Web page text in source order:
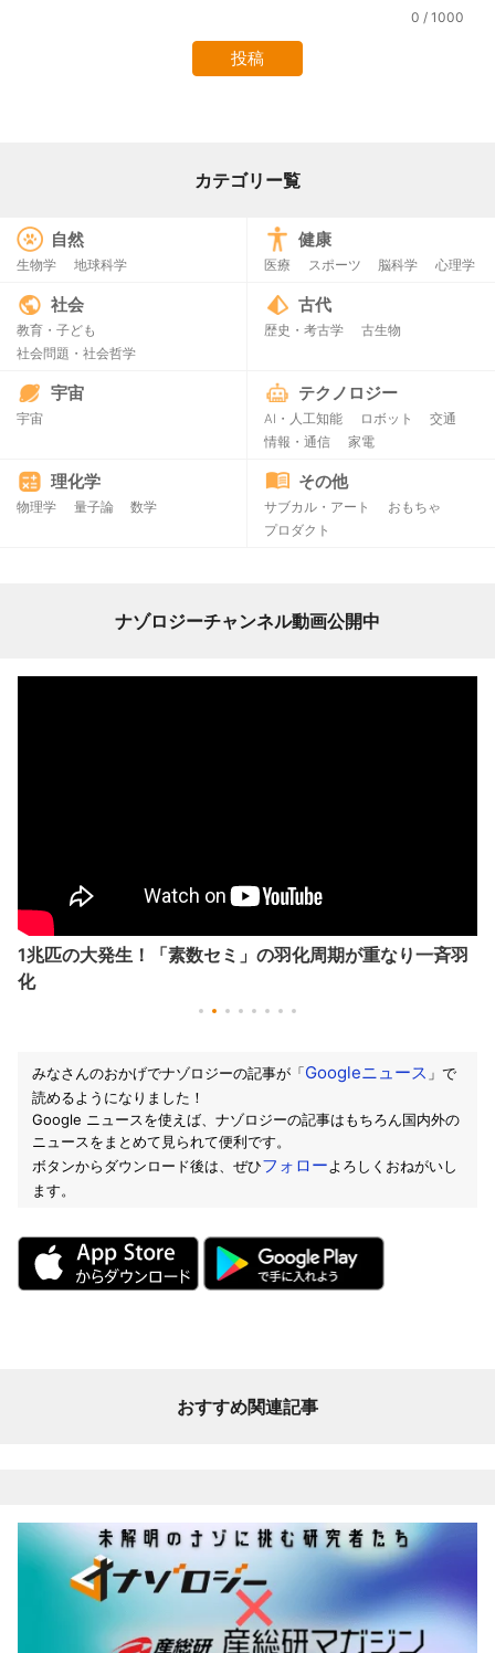
0 / 1000
カテゴリー覧
自然
生物学 地球科学
健康
医療 スポーツ 脳科学 心理学
社会
教育・子ども
社会問題・社会哲学
古代
歴史・考古学 古生物
宇宙
宇宙
テクノロジー
AI・人工知能 ロボット
交通
情報・通信
家電
理化学
物理学 量子論 数学
その他
サブカル・アート
おもちゃ
プロダクト
ナゾロジーチャンネル動画公開中
1兆匹の大発生！「素数セミ」の羽化周期が重なり一斉羽
化
みなさんのおかげでナゾロジーの記事が「Googleニュース 」で
読めるようになりました！
Google ニュースを使えば、ナゾロジーの記事はもちろん国内外の
ニュースをまとめて見られて便利です。
ボタンからダウンロード後は、ぜひフォローよろしくおねがいし
ます。
おすすめ関連記事